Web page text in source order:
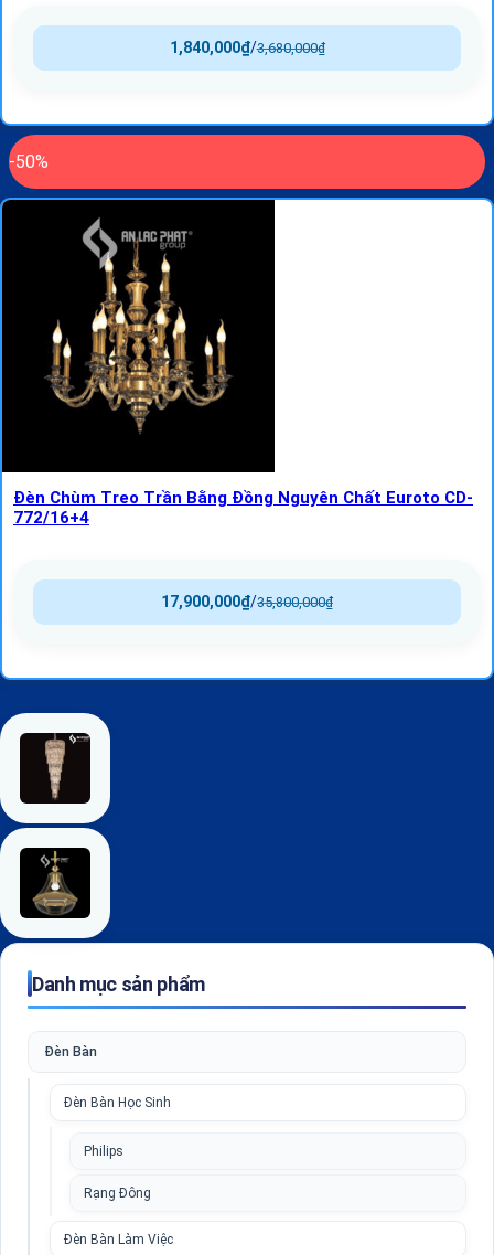
3,680,000₫
/
1,840,000₫
-50%
Đèn Chùm Treo Trần Bằng Đồng Nguyên Chất Euroto CD-
772/16+4
35,800,000₫
/
17,900,000₫
Danh mục sản phẩm
Đèn Bàn
Đèn Bàn Học Sinh
Philips
Rạng Đông
Đèn Bàn Làm Việc